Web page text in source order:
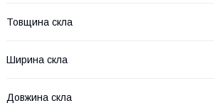
Товщина скла
Ширина скла
Довжина скла